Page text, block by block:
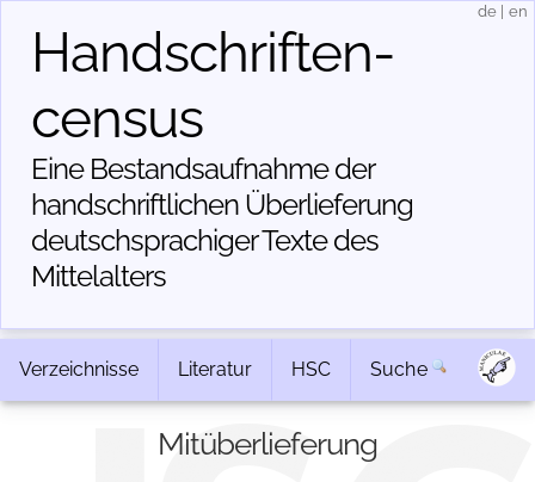
Handschriften­
census
Eine Bestandsaufnahme der
handschriftlichen Über­lieferung
deutschsprachiger Texte des
Mittelalters
de en
Verzeichnisse Literatur HSC Suche
Mitüberlieferung